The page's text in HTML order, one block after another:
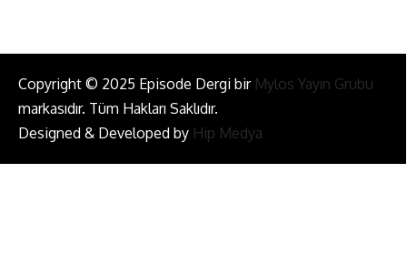
Copyright © 2025 Episode Dergi bir Mylos Yayın Grubu
markasıdır. Tüm Hakları Saklıdır.
Designed & Developed by Hip Medya